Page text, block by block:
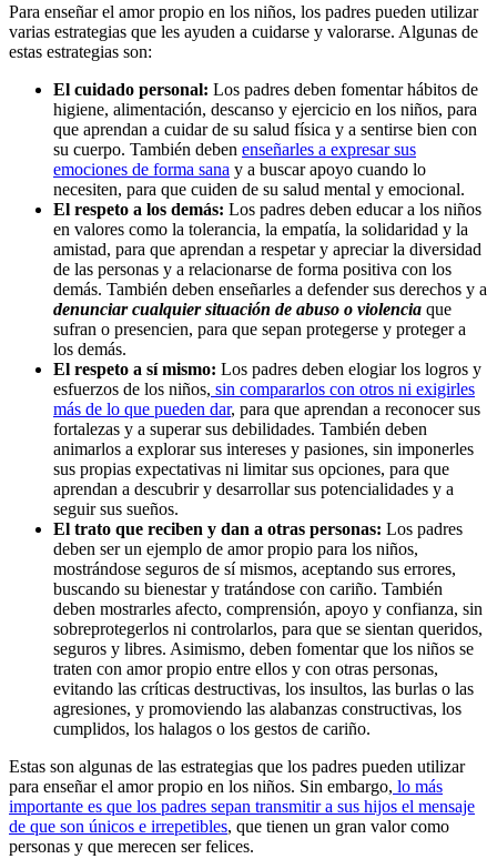
Para enseñar el amor propio en los niños, los padres pueden utilizar
varias estrategias que les ayuden a cuidarse y valorarse. Algunas de
estas estrategias son:
El cuidado personal: Los padres deben fomentar hábitos de
higiene, alimentación, descanso y ejercicio en los niños, para
que aprendan a cuidar de su salud física y a sentirse bien con
su cuerpo. También deben enseñarles a expresar sus
emociones de forma sana y a buscar apoyo cuando lo
necesiten, para que cuiden de su salud mental y emocional.
El respeto a los demás: Los padres deben educar a los niños
en valores como la tolerancia, la empatía, la solidaridad y la
amistad, para que aprendan a respetar y apreciar la diversidad
de las personas y a relacionarse de forma positiva con los
demás. También deben enseñarles a defender sus derechos y a
denunciar cualquier situación de abuso o violencia que
sufran o presencien, para que sepan protegerse y proteger a
los demás.
El respeto a sí mismo: Los padres deben elogiar los logros y
esfuerzos de los niños, sin compararlos con otros ni exigirles
más de lo que pueden dar, para que aprendan a reconocer sus
fortalezas y a superar sus debilidades. También deben
animarlos a explorar sus intereses y pasiones, sin imponerles
sus propias expectativas ni limitar sus opciones, para que
aprendan a descubrir y desarrollar sus potencialidades y a
seguir sus sueños.
El trato que reciben y dan a otras personas: Los padres
deben ser un ejemplo de amor propio para los niños,
mostrándose seguros de sí mismos, aceptando sus errores,
buscando su bienestar y tratándose con cariño. También
deben mostrarles afecto, comprensión, apoyo y confianza, sin
sobreprotegerlos ni controlarlos, para que se sientan queridos,
seguros y libres. Asimismo, deben fomentar que los niños se
traten con amor propio entre ellos y con otras personas,
evitando las críticas destructivas, los insultos, las burlas o las
agresiones, y promoviendo las alabanzas constructivas, los
cumplidos, los halagos o los gestos de cariño.
Estas son algunas de las estrategias que los padres pueden utilizar
para enseñar el amor propio en los niños. Sin embargo, lo más
importante es que los padres sepan transmitir a sus hijos el mensaje
de que son únicos e irrepetibles, que tienen un gran valor como
personas y que merecen ser felices.